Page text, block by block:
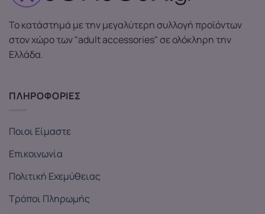
Το κατάστημά με την μεγαλύτερη συλλογή προϊόντων
στον χώρο των "adult accessories" σε ολόκληρη την
Ελλάδα.
ΠΛΗΡΟΦΟΡΙΕΣ
Ποιοι Είμαστε
Επικοινωνία
Πολιτική Εχεμύθειας
Τρόποι Πληρωμής